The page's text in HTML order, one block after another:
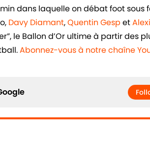
dans laquelle on débat foot sous
Davy Diamant,Quentin Gesp et
le Ballon d’Or ultime à partir des
Abonnez-vous à notre chaîne